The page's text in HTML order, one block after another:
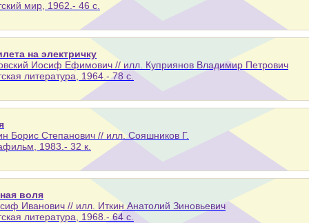
мир, 1962.- 46 с.
на электричку
Иосиф Ефимович // илл. Куприянов Владимир Петрович
литература, 1964.- 78 с.
Борис Степанович // илл. Сояшников Г.
1983.- 32 к.
воля
Иванович // илл. Иткин Анатолий Зиновьевич
литература, 1968.- 64 с.